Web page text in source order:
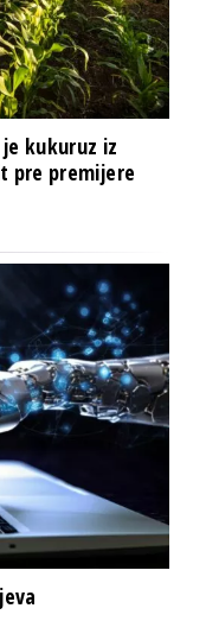
kukuruz iz
pre premijere